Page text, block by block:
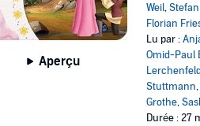
Aperçu
Weil,
Florian
Lu par :
Omid-Paul
Stuttmann,
Grothe,
Durée : 27